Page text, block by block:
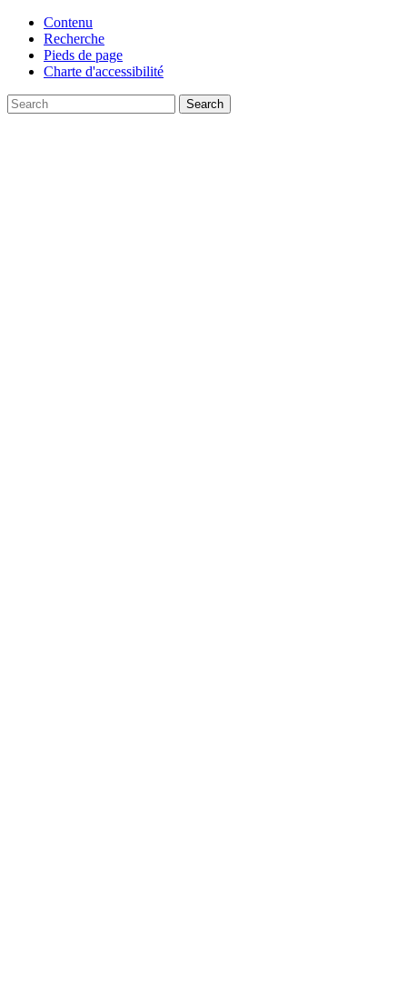
Contenu
Recherche
Pieds de page
Charte d'accessibilité